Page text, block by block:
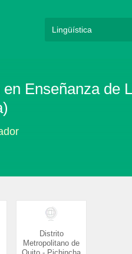
Enseñanza de
Distrito
Metropolitano de